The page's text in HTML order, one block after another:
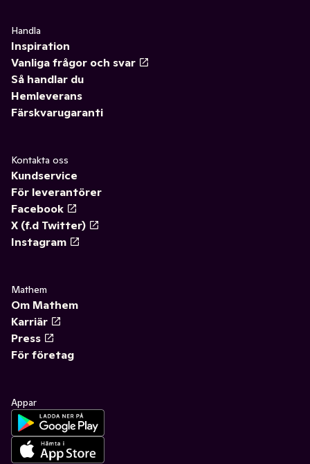
Handla
Inspiration
Vanliga frågor och svar
Så handlar du
Hemleverans
Färskvarugaranti
Kontakta oss
Kundservice
För leverantörer
Facebook
X (f.d Twitter)
Instagram
Mathem
Om Mathem
Karriär
Press
För företag
Appar